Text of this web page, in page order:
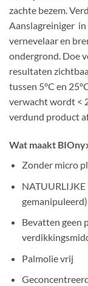
zachte bezem.
Aanslagreiniger
vernevelaar en
ondergrond. Doe
resultaten
tussen 5°C en
verwacht wordt <
verdund product
Wat maakt
Zonder micro
gemanipuleerd)
Bevatten geen
Palmolie vrij